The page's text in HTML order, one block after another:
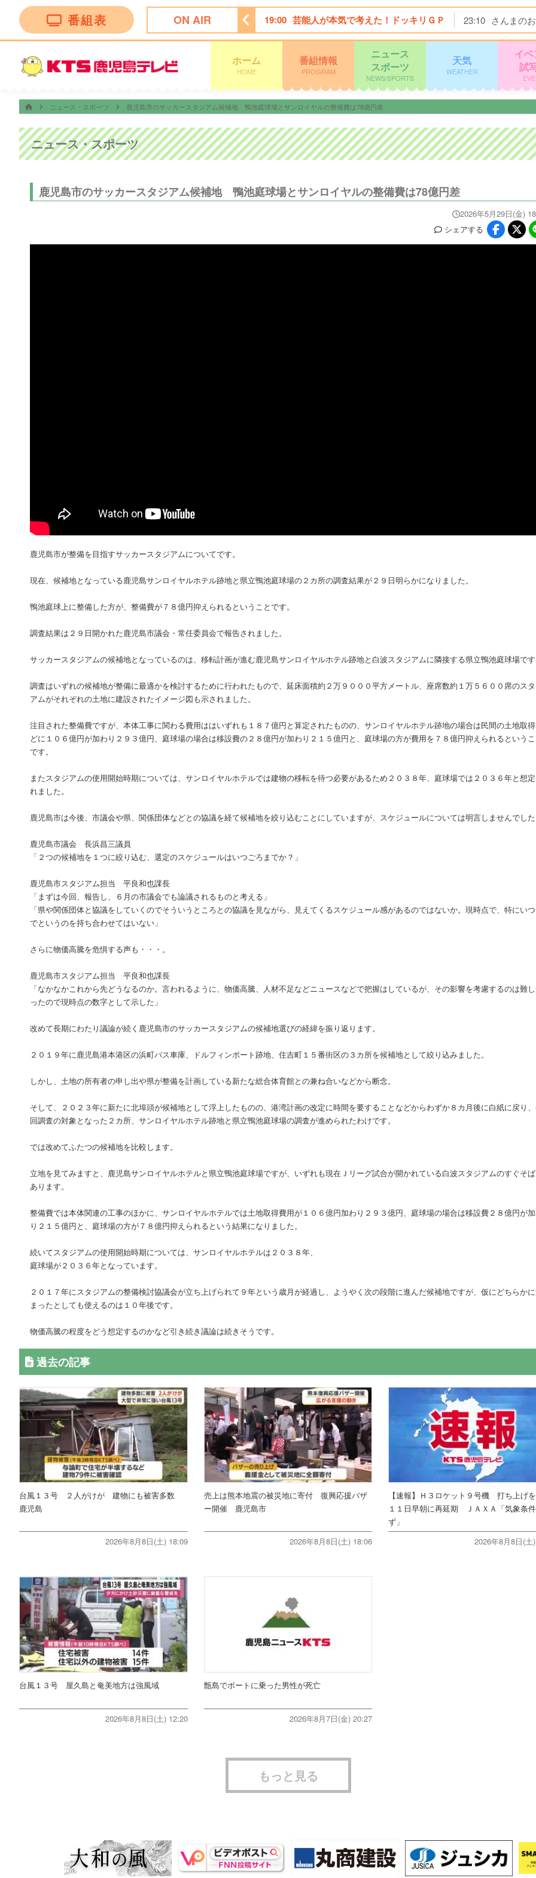
番組表 ON AIR
トークバラエティー”！ 18:30 ナマ・イキＶＯＩＣＥ 19:00 芸能人が本気で考えた！ドッキリＧＰ 23:10 さんまの
ホーム
HOME
番組情報
PROGRAM
ニュース
スポーツ
NEWS/SPORTS
天気
WEATHER
イベ
試
ニュース・スポーツ 鹿児島市のサッカースタジアム候補地 鴨池庭球場とサンロイヤルの整備費は78億円差
ニュース・スポーツ
鹿児島市のサッカースタジアム候補地 鴨池庭球場とサンロイヤルの整備費は78億円差
2026年5月29日(金)
シェアする
鹿児島市が整備を目指すサッカースタジアムについてです。
現在、候補地となっている鹿児島サンロイヤルホテル跡地と県立鴨池庭球場の２カ所の調査結果が２９日明らかになりました。
鴨池庭球上に整備した方が、整備費が７８億円抑えられるということです。
調査結果は２９日開かれた鹿児島市議会・常任委員会で報告されました。
サッカースタジアムの候補地となっているのは、移転計画が進む鹿児島サンロイヤルホテル跡地と白波スタジアムに隣接する県立鴨池庭球場です
調査はいずれの候補地が整備に最適かを検討するために行われたもので、延床面積約２万９０００平方メートル、座席数約１万５６００席のス
アムがそれぞれの土地に建設されたイメージ図も示されました。
注目された整備費ですが、本体工事に関わる費用ははいずれも１８７億円と算定されたものの、サンロイヤルホテル跡地の場合は民間の土地取
どに１０６億円が加わり２９３億円、庭球場の場合は移設費の２８億円が加わり２１５億円と、庭球場の方が費用を７８億円抑えられるというこ
です。
またスタジアムの使用開始時期については、サンロイヤルホテルでは建物の移転を待つ必要があるため２０３８年、庭球場では２０３６年と想定
れました。
鹿児島市は今後、市議会や県、関係団体などとの協議を経て候補地を絞り込むことにしていますが、スケジュールについては明言しませんでした
鹿児島市議会 長浜昌三議員
「２つの候補地を１つに絞り込む、選定のスケジュールはいつごろまでか？」
鹿児島市スタジアム担当 平良和也課長
「まずは今回、報告し、６月の市議会でも論議されるものと考える」
「県や関係団体と協議をしていくのでそういうところとの協議を見ながら、見えてくるスケジュール感があるのではないか。現時点で、特にいつ
でというのを持ち合わせてはいない」
さらに物価高騰を危惧する声も・・・。
鹿児島市スタジアム担当 平良和也課長
「なかなかこれから先どうなるのか。言われるように、物価高騰、人材不足などニュースなどで把握はしているが、その影響を考慮するのは難
ったので現時点の数字として示した」
改めて長期にわたり議論が続く鹿児島市のサッカースタジアムの候補地選びの経緯を振り返ります。
２０１９年に鹿児島港本港区の浜町バス車庫、ドルフィンポート跡地、住吉町１５番街区の３カ所を候補地として絞り込みました。
しかし、土地の所有者の申し出や県が整備を計画している新たな総合体育館との兼ね合いなどから断念。
そして、２０２３年に新たに北埠頭が候補地として浮上したものの、港湾計画の改定に時間を要することなどからわずか８カ月後に白紙に戻り
回調査の対象となった２カ所、サンロイヤルホテル跡地と県立鴨池庭球場の調査が進められたわけです。
では改めてふたつの候補地を比較します。
立地を見てみますと、鹿児島サンロイヤルホテルと県立鴨池庭球場ですが、いずれも現在Ｊリーグ試合が開かれている白波スタジアムのすぐそ
あります。
整備費では本体関連の工事のほかに、サンロイヤルホテルでは土地取得費用が１０６億円加わり２９３億円、庭球場の場合は移設費２８億円が
り２１５億円と、庭球場の方が７８億円抑えられるという結果になりました。
続いてスタジアムの使用開始時期については、サンロイヤルホテルは２０３８年、
庭球場が２０３６年となっています。
２０１７年にスタジアムの整備検討協議会が立ち上げられて９年という歳月が経過し、ようやく次の段階に進んだ候補地ですが、仮にどちらか
まったとしても使えるのは１０年後です。
物価高騰の程度をどう想定するのかなど引き続き議論は続きそうです。
過去の記事
台風１３号 ２人がけが 建物にも被害多数
鹿児島
2026年8月8日(土) 18:09
売上は熊本地震の被災地に寄付 復興応援バザ
ー開催 鹿児島市
2026年8月8日(土) 18:06
【速報】Ｈ３ロケット９号機 打ち上げ
１１日早朝に再延期 ＪＡＸＡ「気象条
ず」
2026年8月8日(土
台風１３号 屋久島と奄美地方は強風域
2026年8月8日(土) 12:20
甑島でボートに乗った男性が死亡
2026年8月7日(金) 20:27
もっと見る